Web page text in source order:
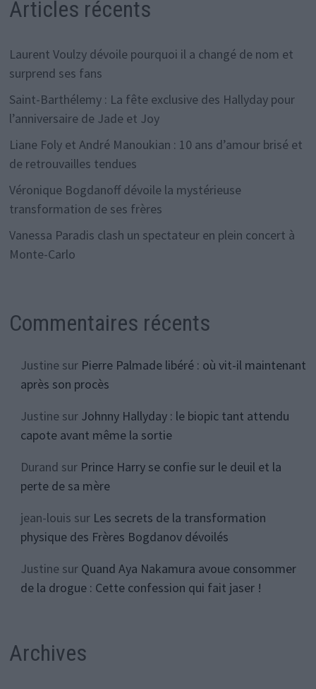
Articles récents
Laurent Voulzy dévoile pourquoi il a changé de nom et
surprend ses fans
Saint-Barthélemy : La fête exclusive des Hallyday pour
l’anniversaire de Jade et Joy
Liane Foly et André Manoukian : 10 ans d’amour brisé et
de retrouvailles tendues
Véronique Bogdanoff dévoile la mystérieuse
transformation de ses frères
Vanessa Paradis clash un spectateur en plein concert à
Monte-Carlo
Commentaires récents
Justinesur Pierre Palmade libéré : où vit-il maintenant
après son procès
Justinesur Johnny Hallyday : le biopic tant attendu
capote avant même la sortie
Durand sur Prince Harry se confie sur le deuil et la
perte de sa mère
jean-louis sur Les secrets de la transformation
physique des Frères Bogdanov dévoilés
Justinesur Quand Aya Nakamura avoue consommer
de la drogue : Cette confession qui fait jaser !
Archives